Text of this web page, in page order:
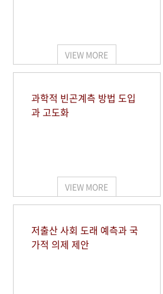
VIEW MORE
과학적 빈곤계측 방법 도입
과 고도화
VIEW MORE
저출산 사회 도래 예측과 국
가적 의제 제안